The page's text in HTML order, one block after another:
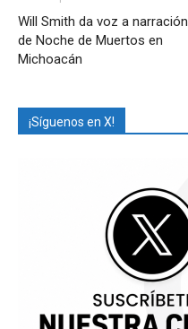
Will Smith da voz a narración
de Noche de Muertos en
Michoacán
¡Síguenos en X!